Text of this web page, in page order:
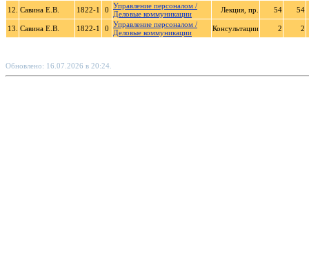
12. Савина Е.В. 1822-1 0 Управление персоналом /
Деловые коммуникации
Лекция, пр. 54 54
13. Савина Е.В. 1822-1 0 Управление персоналом /
Деловые коммуникации
Консультации 2 2
Обновлено: 16.07.2026 в 20:24.